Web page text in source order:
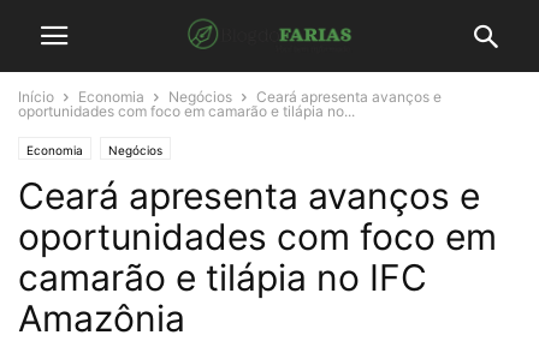
Início Economia Negócios
Ceará apresenta avanços e
oportunidades com foco em camarão e tilápia no...
Economia Negócios
Ceará apresenta avanços e
oportunidades com foco em
camarão e tilápia no IFC
Amazônia